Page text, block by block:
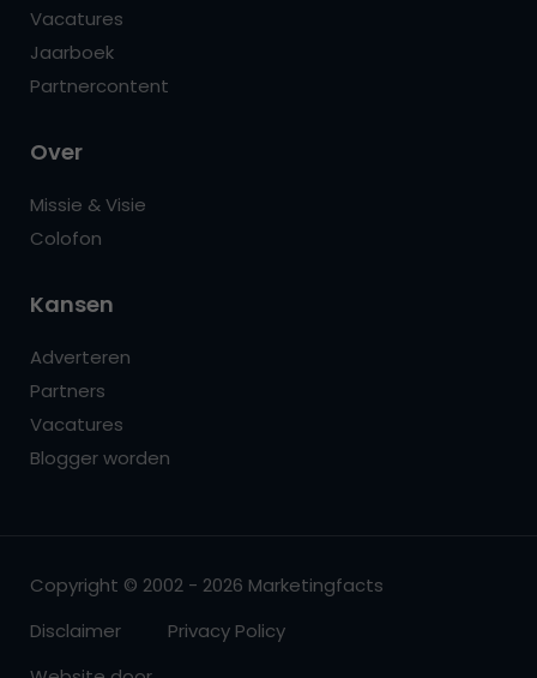
Vacatures
Jaarboek
Partnercontent
Over
Missie & Visie
Colofon
Kansen
Adverteren
Partners
Vacatures
Blogger worden
Copyright © 2002 - 2026 Marketingfacts
Disclaimer
Privacy Policy